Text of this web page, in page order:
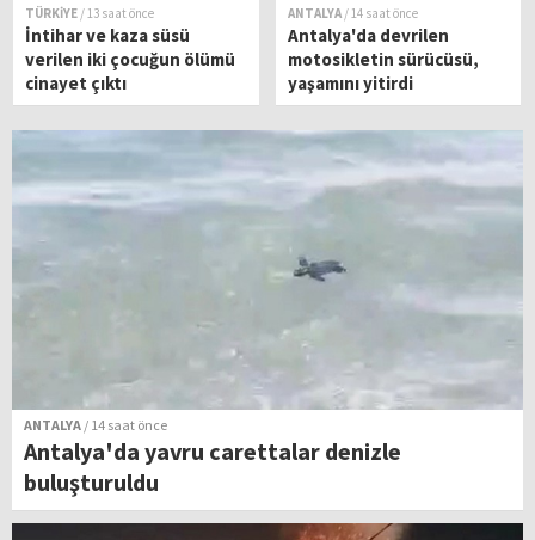
TÜRKİYE / 13 saat önce
İntihar ve kaza süsü
verilen iki çocuğun ölümü
cinayet çıktı
ANTALYA / 14 saat önce
Antalya'da devrilen
motosikletin sürücüsü,
yaşamını yitirdi
ANTALYA / 14 saat önce
Antalya'da yavru carettalar denizle
buluşturuldu